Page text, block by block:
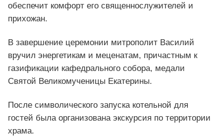
обеспечит комфорт его священнослужителей и
прихожан.
В завершение церемонии митрополит Василий
вручил энергетикам и меценатам, причастным к
газификации кафедрального собора, медали
Святой Великомученицы Екатерины.
После символического запуска котельной для
гостей была организована экскурсия по территории
храма.